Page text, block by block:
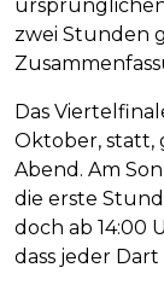
zwei Stunden
Das
Oktober, statt,
Abend. Am
die erste
doch ab 14:00
dass jeder